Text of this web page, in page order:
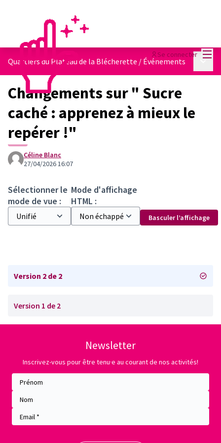
Se connecter
Quartiers du Plateau de la Blécherette / Événements
Changements sur " Sucre
caché : apprenez à mieux le
repérer !"
Céline Blanc
27/04/2026 16:07
Sélectionner le
mode de vue :
Mode d'affichage
HTML :
Basculer l’affichage
Version 2 de 2
Version 1 de 2
Newsletter
Inscrivez-vous pour être tenu·e au courant de nos activités!